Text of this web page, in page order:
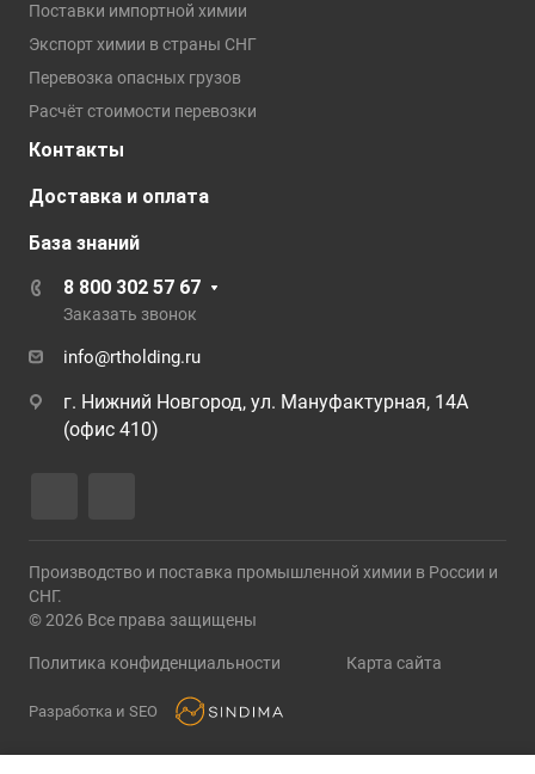
Поставки импортной химии
Экспорт химии в страны СНГ
Перевозка опасных грузов
Расчёт стоимости перевозки
Контакты
Доставка и оплата
База знаний
8 800 302 57 67
Заказать звонок
info@rtholding.ru
г. Нижний Новгород, ул. Мануфактурная, 14А
(офис 410)
Производство и поставка промышленной химии в России и
СНГ.
© 2026 Все права защищены
Политика конфиденциальности Карта сайта
Разработка и SEO